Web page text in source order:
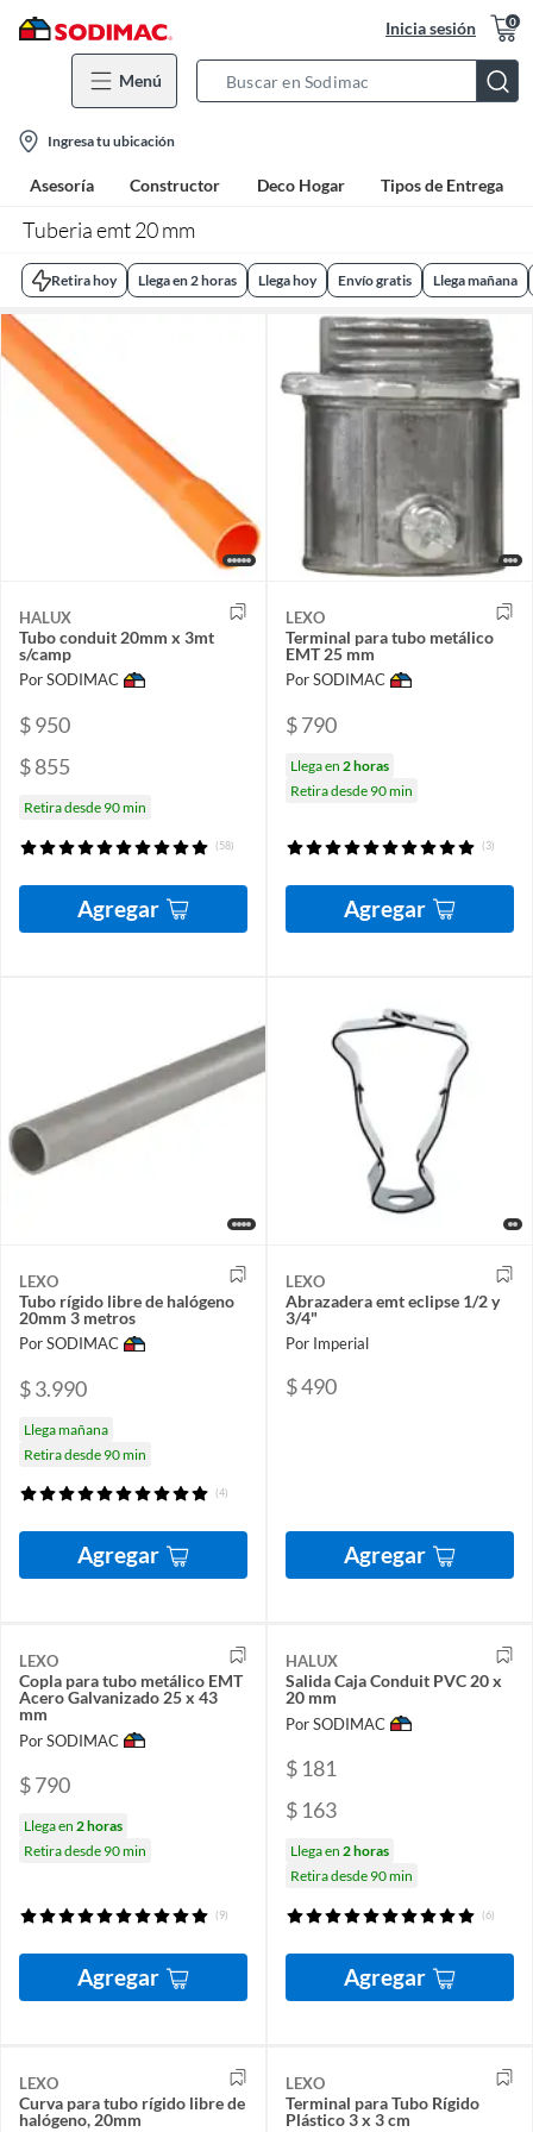
Inicia sesión 0
Menú
Bar
location-
icon
Ingresa tu ubicación
Asesoría Constructor Deco Hogar Tipos de Entrega
Tuberia emt 20 mm
Retira hoy Llega en 2 horas Llega hoy Envío gratis Llega mañana
HALUX
Tubo conduit 20mm x 3mt
s/camp
Por SODIMAC
$ 950
$ 855
Retira desde 90 min
(58)
Agregar
LEXO
Terminal para tubo metálico
EMT 25 mm
Por SODIMAC
$ 790
Llega en 2 horas
Retira desde 90 min
(3)
Agregar
LEXO
Tubo rígido libre de halógeno
20mm 3 metros
Por SODIMAC
$ 3.990
Llega mañana
Retira desde 90 min
(4)
Agregar
LEXO
Abrazadera emt eclipse 1/2 y
3/4"
Por Imperial
$ 490
Agregar
LEXO
Copla para tubo metálico EMT
Acero Galvanizado 25 x 43
mm
Por SODIMAC
$ 790
Llega en 2 horas
Retira desde 90 min
(9)
Agregar
HALUX
Salida Caja Conduit PVC 20 x
20 mm
Por SODIMAC
$ 181
$ 163
Llega en 2 horas
Retira desde 90 min
(6)
Agregar
LEXO
Curva para tubo rígido libre de
halógeno, 20mm
LEXO
Terminal para Tubo Rígido
Plástico 3 x 3 cm